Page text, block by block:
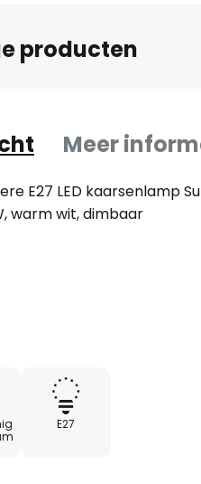
producten
Meer
E27 LED kaarsenlamp
warm wit, dimbaar
E27